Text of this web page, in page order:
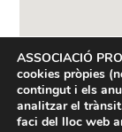
ASSOCIACIÓ
cookies pròpies
contingut i els
analitzar el
faci del lloc web